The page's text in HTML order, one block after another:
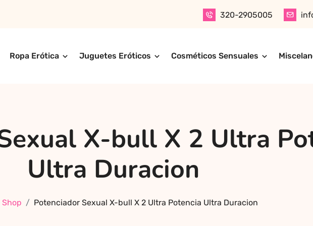
320-2905005
Ropa Erótica Juguetes Eróticos Cosméticos Sensuales
X-bull X 2 Ultra
Ultra Duracion
Shop Potenciador Sexual X-bull X 2 Ultra Potencia Ultra Duracion